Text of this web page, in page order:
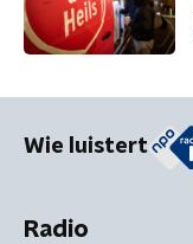
Wie luistert
Radio